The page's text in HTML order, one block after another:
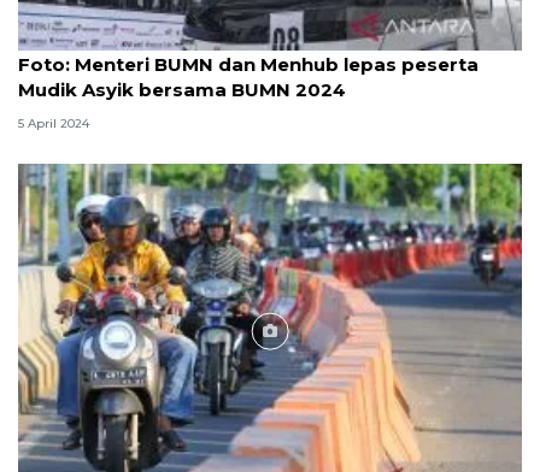
Foto
Foto: Menteri BUMN dan Menhub lepas peserta
Mudik Asyik bersama BUMN 2024
5 April 2024